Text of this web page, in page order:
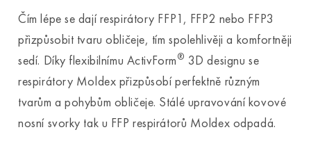
Čím lépe se dají respirátory FFP1, FFP2 nebo FFP3
přizpůsobit tvaru obličeje, tím spolehlivěji a komfortněji
sedí. Díky flexibilnímu ActivForm® 3D designu se
respirátory Moldex přizpůsobí perfektně různým
tvarům a pohybům obličeje. Stálé upravování kovové
nosní svorky tak u FFP respirátorů Moldex odpadá.